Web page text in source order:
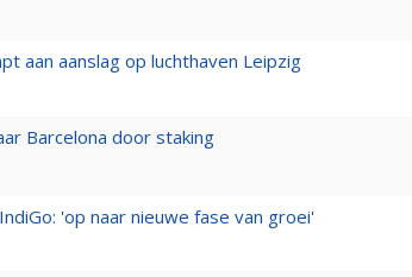
aan aanslag op luchthaven Leipzig
Barcelona door staking
'op naar nieuwe fase van groei'